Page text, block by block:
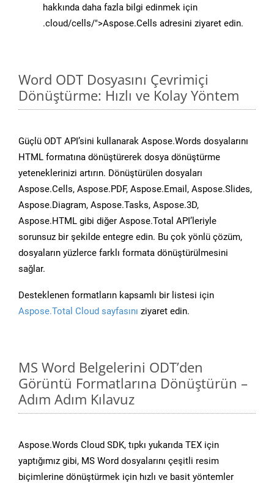
hakkında daha fazla bilgi edinmek için
.cloud/cells/">Aspose.Cells adresini ziyaret edin.
Word ODT Dosyasını Çevrimiçi
Dönüştürme: Hızlı ve Kolay Yöntem
Güçlü ODT API’sini kullanarak Aspose.Words dosyalarını
HTML formatına dönüştürerek dosya dönüştürme
yeteneklerinizi artırın. Dönüştürülen dosyaları
Aspose.Cells, Aspose.PDF, Aspose.Email, Aspose.Slides,
Aspose.Diagram, Aspose.Tasks, Aspose.3D,
Aspose.HTML gibi diğer Aspose.Total API’leriyle
sorunsuz bir şekilde entegre edin. Bu çok yönlü çözüm,
dosyaların yüzlerce farklı formata dönüştürülmesini
sağlar.
Desteklenen formatların kapsamlı bir listesi için
Aspose.Total Cloud sayfasını ziyaret edin.
MS Word Belgelerini ODT’den
Görüntü Formatlarına Dönüştürün –
Adım Adım Kılavuz
Aspose.Words Cloud SDK, tıpkı yukarıda TEX için
yaptığımız gibi, MS Word dosyalarını çeşitli resim
biçimlerine dönüştürmek için hızlı ve basit yöntemler